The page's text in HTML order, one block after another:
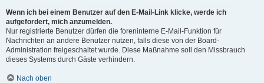
Wenn ich bei einem Benutzer auf den E-Mail-Link klicke, werde ich
aufgefordert, mich anzumelden.
Nur registrierte Benutzer dürfen die foreninterne E-Mail-Funktion für
Nachrichten an andere Benutzer nutzen, falls diese von der Board-
Administration freigeschaltet wurde. Diese Maßnahme soll den Missbrauch
dieses Systems durch Gäste verhindern.
Nach oben